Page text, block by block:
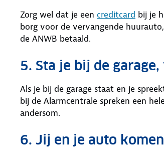
Zorg wel dat je een creditcard bij je
borg voor de vervangende
de ANWB betaald.
5. Sta je bij de
Als je bij de garage staat en je
bij de Alarmcentrale spreken een
andersom.
6. Jij en je auto